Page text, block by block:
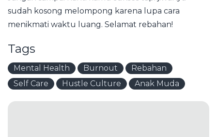
sudah kosong melompong karena lupa cara
menikmati waktu luang. Selamat rebahan!
Tags
Mental Health Burnout
Rebahan
Self Care
Hustle Culture Anak Muda